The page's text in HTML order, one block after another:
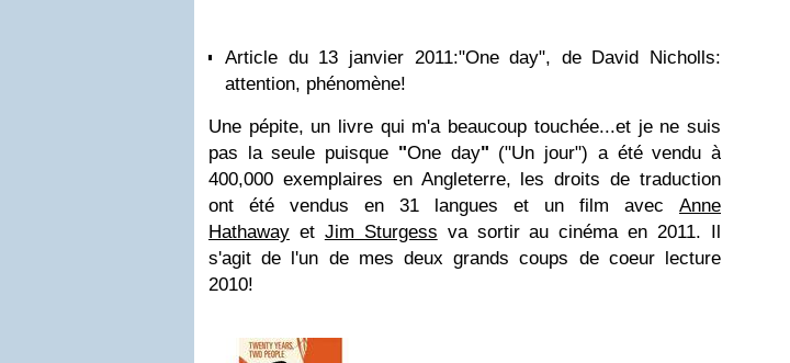
Article du 13 janvier 2011:"One day", de David Nicholls:
attention, phénomène!
Une pépite, un livre qui m'a beaucoup touchée...et je ne suis
pas la seule puisque "One day" ("Un jour") a été vendu à
400,000 exemplaires en Angleterre, les droits de traduction
ont été vendus en 31 langues et un film avec Anne
Hathaway et Jim Sturgess va sortir au cinéma en 2011. Il
s'agit de l'un de mes deux grands coups de coeur lecture
2010!